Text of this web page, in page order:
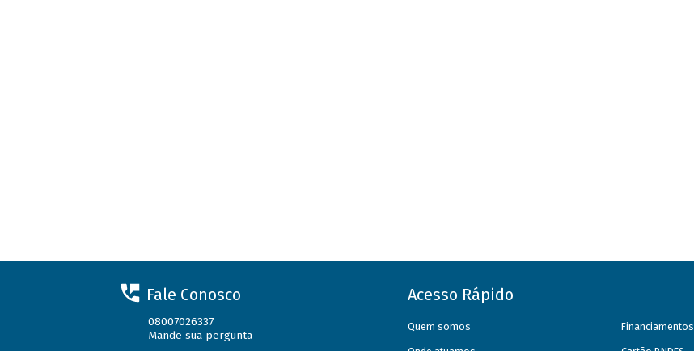
Fale Conosco
08007026337
Mande sua pergunta
Acesso Rápido
Quem somos Financiamentos